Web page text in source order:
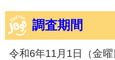
調査期間
令和6年11月1日（金